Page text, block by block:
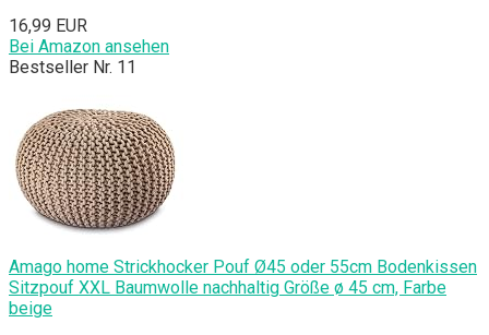
16,99 EUR
Bei Amazon ansehen
Bestseller Nr. 11
Amago home Strickhocker Pouf Ø45 oder 55cm Bodenkissen
Sitzpouf XXL Baumwolle nachhaltig Größe ø 45 cm, Farbe
beige